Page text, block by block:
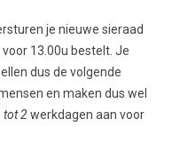
je nieuwe sieraad
13.00u bestelt. Je
dus de volgende
en maken dus wel
tot 2werkdagen aan voor